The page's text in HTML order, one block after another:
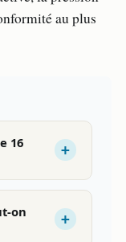
au plus
16
on